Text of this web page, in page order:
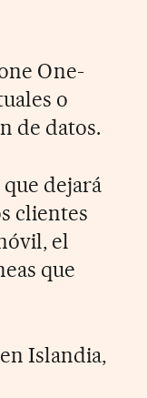
One-
o
de datos.
dejará
clientes
el
que
Islandia,